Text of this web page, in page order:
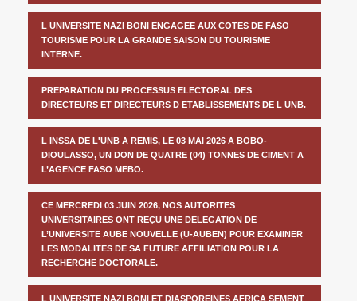
L UNIVERSITE NAZI BONI ENGAGEE AUX COTES DE FASO
TOURISME POUR LA GRANDE SAISON DU TOURISME
INTERNE.
PREPARATION DU PROCESSUS ELECTORAL DES
DIRECTEURS ET DIRECTEURS D ETABLISSEMENTS DE L UNB.
L INSSA DE L'UNB A REMIS, LE 03 MAI 2026 A BOBO-
DIOULASSO, UN DON DE QUATRE (04) TONNES DE CIMENT A
L’AGENCE FASO MEBO.
CE MERCREDI 03 JUIN 2026, NOS AUTORITES
UNIVERSITAIRES ONT REÇU UNE DELEGATION DE
L’UNIVERSITE AUBE NOUVELLE (U-AUBEN) POUR EXAMINER
LES MODALITES DE SA FUTURE AFFILIATION POUR LA
RECHERCHE DOCTORALE.
L UNIVERSITE NAZI BONI ET DIASPOREINES AFRICA SEMENT